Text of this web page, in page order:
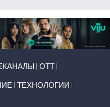
ОТТ
ТЕХНОЛОГИИ